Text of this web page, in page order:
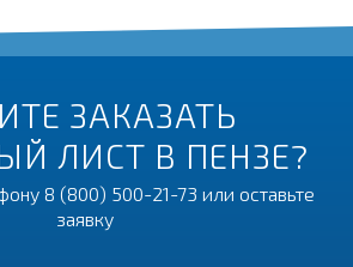
ЗАКАЗАТЬ
ЛИСТ В ПЕНЗЕ?
8 (800) 500-21-73 или оставьте
заявку